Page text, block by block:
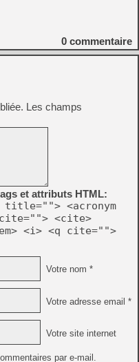
0 commentaire
Les champs
et attributs HTML:
<acronym
<cite>
<i> <q cite="">
Votre nom *
Votre adresse email *
Votre site internet
par e-mail.